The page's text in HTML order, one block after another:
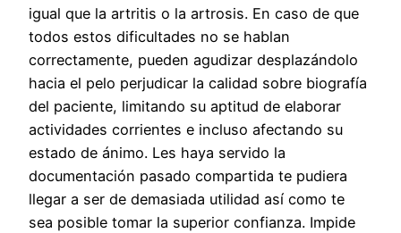
igual que la artritis o la artrosis. En caso de que
todos estos dificultades no se hablan
correctamente, pueden agudizar desplazándolo
hacia el pelo perjudicar la calidad sobre biografía
del paciente, limitando su aptitud de elaborar
actividades corrientes e incluso afectando su
estado de ánimo. Les haya servido la
documentación pasado compartida te pudiera
llegar a ser de demasiada utilidad así­ como te
sea posible tomar la superior confianza. Impide